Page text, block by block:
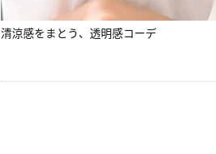
清涼感をまとう、透明感コーデ